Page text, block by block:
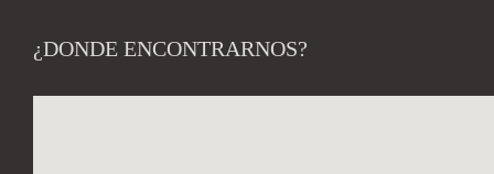
¿DONDE ENCONTRARNOS?